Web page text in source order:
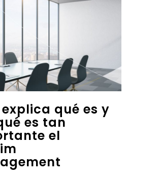
explica qué es y
es tan
el